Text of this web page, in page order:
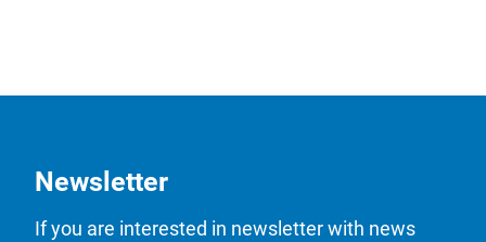
Newsletter
If you are interested in newsletter with news